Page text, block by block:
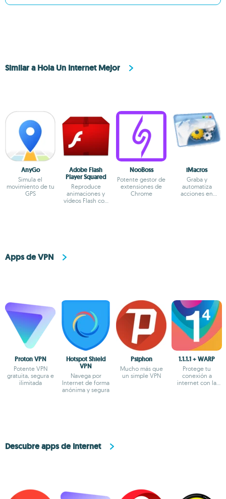
Similar a Hola Un Internet Mejor
AnyGo
Simula el
movimiento de tu
GPS
Adobe Flash
Player Squared
Reproduce
animaciones y
vídeos Flash con
NooBoss
Potente gestor de
extensiones de
Chrome
iMacros
Graba y
automatiza
acciones en
Apps de VPN
Proton VPN
Potente VPN
gratuita, segura e
ilimitada
Hotspot Shield
VPN
Navega por
Internet de forma
anónima y segura
Psiphon
Mucho más que
un simple VPN
1.1.1.1 + WARP
Protege tu
conexión a
internet con la
Descubre apps de Internet